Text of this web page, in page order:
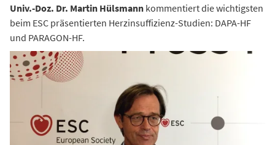
Univ.-Doz. Dr. Martin Hülsmann kommentiert die wichtigsten
beim ESC präsentierten Herzinsuffizienz-Studien: DAPA-HF
und PARAGON-HF.